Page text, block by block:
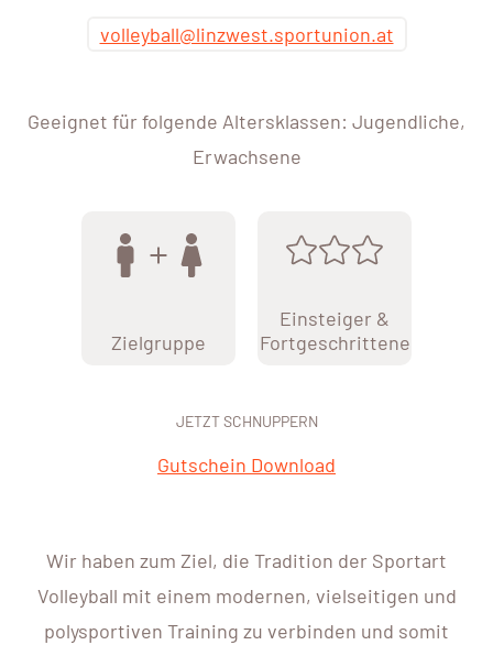
volleyball@linzwest.sportunion.at
Geeignet für folgende Altersklassen: Jugendliche,
Erwachsene
Zielgruppe
Einsteiger &
Fortgeschrittene
JETZT SCHNUPPERN
Gutschein Download
Wir haben zum Ziel, die Tradition der Sportart
Volleyball mit einem modernen, vielseitigen und
polysportiven Training zu verbinden und somit